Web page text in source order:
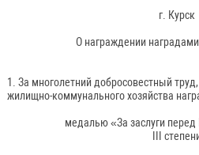
г. Курск
О награждении
1. За многолетний добросовестный
жилищно-коммунального хозяйства
медалью «За заслуги
III